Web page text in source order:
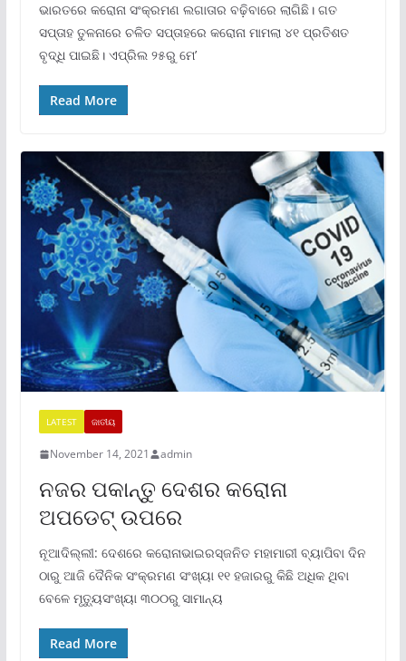
ଭାରତରେ କରୋନା ସଂକ୍ରମଣ ଲଗାତାର ବଢ଼ିବାରେ ଲାଗିଛି। ଗତ
ସପ୍ତାହ ତୁଳନାରେ ଚଳିତ ସପ୍ତାହରେ କରୋନା ମାମଲା ୪୧ ପ୍ରତିଶତ
ବୃଦ୍ଧି ପାଇଛି। ଏପ୍ରିଲ ୨୫ରୁ ମେ’
Read More
LATEST ଜାତୀୟ
November 14, 2021 admin
ନଜର ପକାନ୍ତୁ ଦେଶର କରୋନା
ଅପଡେଟ୍ ଉପରେ
ନୂଆଦିଲ୍ଲୀ: ଦେଶରେ କରୋନାଭାଇରସ୍‌ଜନିତ ମହାମାରୀ ବ୍ୟାପିବା ଦିନ
ଠାରୁ ଆଜି ଦୈନିକ ସଂକ୍ରମଣ ସଂଖ୍ୟା ୧୧ ହଜାରରୁ କିଛି ଅଧିକ ଥିବା
ବେଳେ ମୃତ୍ୟୁସଂଖ୍ୟା ୩୦୦ରୁ ସାମାନ୍ୟ
Read More